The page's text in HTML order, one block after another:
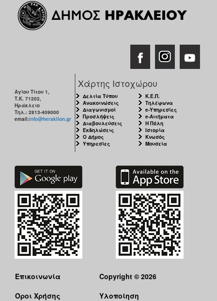
Αγίου Τίτου 1,
Τ.Κ. 71202,
Ηράκλειο
Τηλ.: 2813-409000
email:info@heraklion.gr
Χάρτης Ιστοχώρου
Δελτία Τύπου
Ανακοινώσεις
Διαγωνισμοί
Προσλήψεις
Διαβουλεύσεις
Εκδηλώσεις
Ο Δήμος
Υπηρεσίες
Κ.Ε.Π.
Τηλέφωνα
e-Υπηρεσίες
e-Αιτήματα
Η Πόλη
Ιστορία
Κνωσός
Μουσεία
Επικοινωνία
Όροι Χρήσης
Copyright © 2026
Υλοποίηση